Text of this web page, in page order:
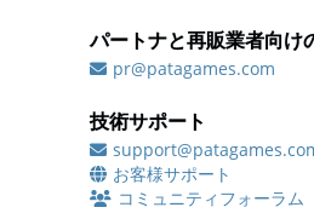
パートナと再販業者向け
pr@patagames.com
技術サポート
お客様サポート
コミュニティフォーラム